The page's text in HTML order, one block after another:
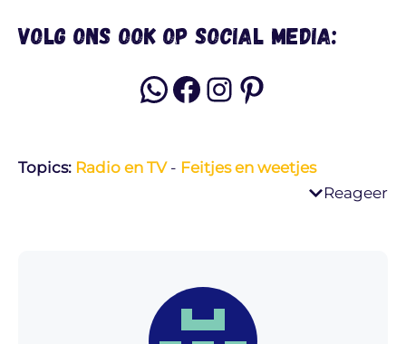
Volg ons ook op social media:
WhatsApp
Facebook
Instagram
Pinterest
Topics: Radio en TV- Feitjes en weetjes
Reageer